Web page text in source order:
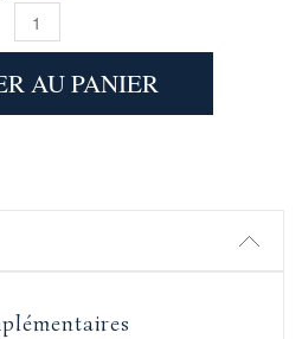
KITCHEN GREEN (85) QUANTITY
AU PANIER